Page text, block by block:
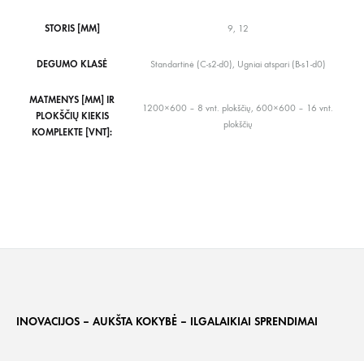
STORIS [MM] 9, 12
DEGUMO KLASĖ Standartinė (C-s2-d0), Ugniai atspari (B-s1-d0)
MATMENYS [MM] IR
PLOKŠČIŲ KIEKIS
KOMPLEKTE [VNT]:
1200×600 – 8 vnt. plokščių, 600×600 – 16 vnt.
plokščių
INOVACIJOS – AUKŠTA KOKYBĖ – ILGALAIKIAI SPRENDIMAI